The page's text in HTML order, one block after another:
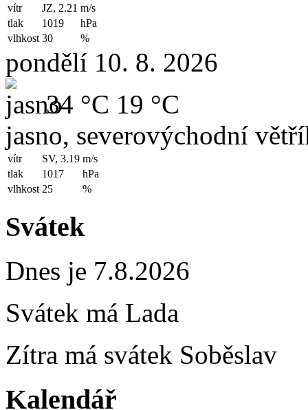
vítr JZ, 2.21 m/s
tlak
1019
hPa
vlhkost 30 %
pondělí 10. 8. 2026
34 °C 19 °C
jasno, severovýchodní
vítr SV, 3.19 m/s
tlak
1017
hPa
vlhkost 25 %
Svátek
Dnes je 7.8.2026
Svátek má Lada
Zítra má svátek Soběslav
Kalendář